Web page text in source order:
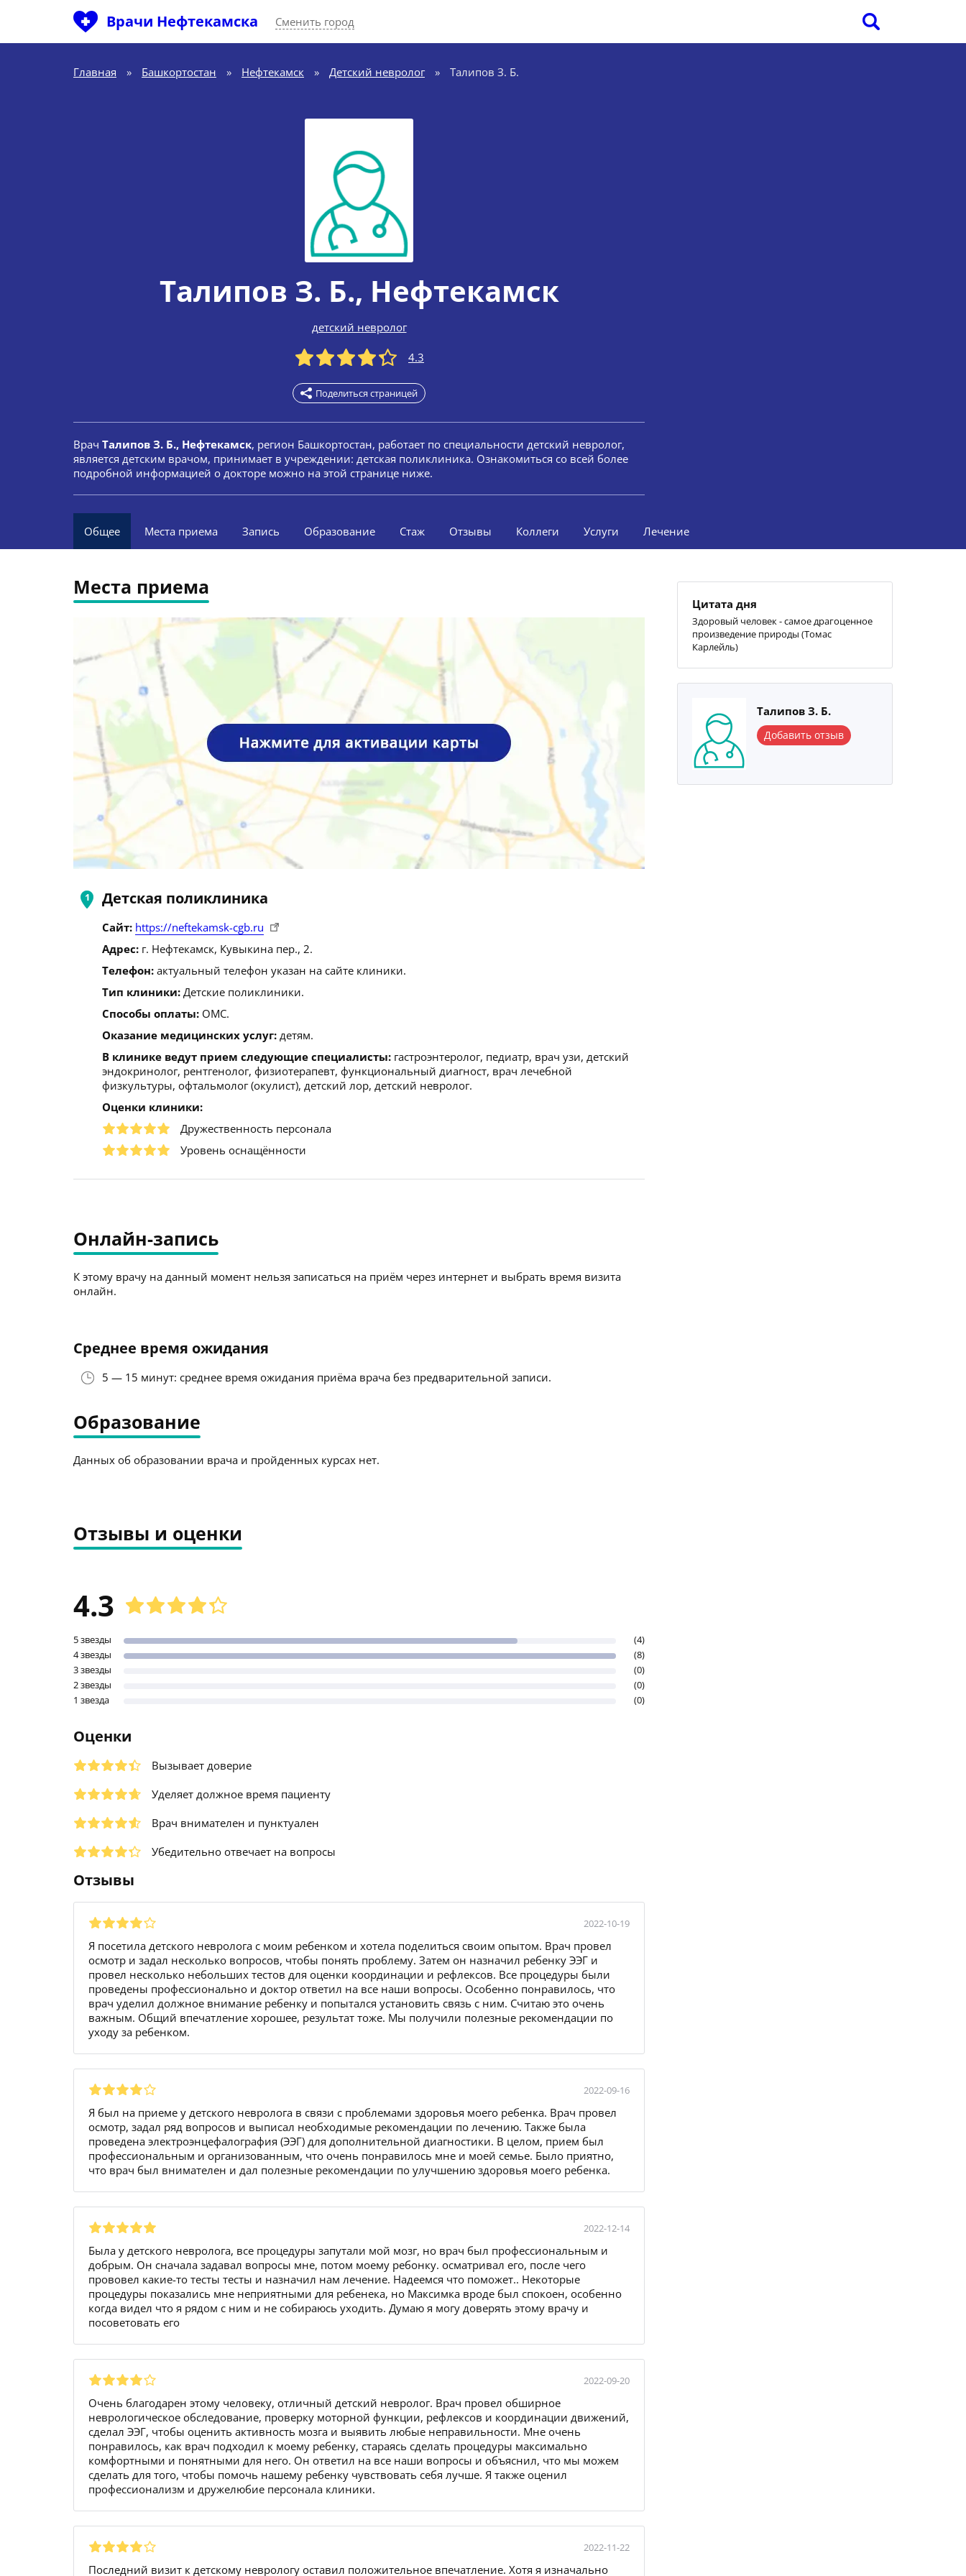
Врачи Нефтекамска Сменить город
Главная » Башкортостан » Нефтекамск » Детский невролог » Талипов З. Б.
Талипов З. Б., Нефтекамск
детский невролог
4.3
Поделиться страницей
Врач Талипов З. Б., Нефтекамск, регион Башкортостан, работает по специальности детский невролог,
является детским врачом, принимает в учреждении: детская поликлиника. Ознакомиться со всей более
подробной информацией о докторе можно на этой странице ниже.
Общее Места приема Запись Образование Стаж Отзывы Коллеги Услуги Лечение
Места приема
Детская поликлиника
Сайт: https://neftekamsk-cgb.ru
Адрес: г. Нефтекамск, Кувыкина пер., 2.
Телефон: актуальный телефон указан на сайте клиники.
Тип клиники: Детские поликлиники.
Способы оплаты: ОМС.
Оказание медицинских услуг: детям.
В клинике ведут прием следующие специалисты: гастроэнтеролог, педиатр, врач узи, детский
эндокринолог, рентгенолог, физиотерапевт, функциональный диагност, врач лечебной
физкультуры, офтальмолог (окулист), детский лор, детский невролог.
Оценки клиники:
Дружественность персонала
Уровень оснащённости
Онлайн-запись
К этому врачу на данный момент нельзя записаться на приём через интернет и выбрать время визита
онлайн.
Среднее время ожидания
5 — 15 минут: среднее время ожидания приёма врача без предварительной записи.
Образование
Данных об образовании врача и пройденных курсах нет.
Отзывы и оценки
4.3
5 звезды
(4)
4 звезды
(8)
3 звезды
(0)
2 звезды
(0)
1 звезда
(0)
Оценки
Вызывает доверие
Уделяет должное время пациенту
Врач внимателен и пунктуален
Убедительно отвечает на вопросы
Отзывы
2022-10-19
Я посетила детского невролога с моим ребенком и хотела поделиться своим опытом. Врач провел
осмотр и задал несколько вопросов, чтобы понять проблему. Затем он назначил ребенку ЭЭГ и
провел несколько небольших тестов для оценки координации и рефлексов. Все процедуры были
проведены профессионально и доктор ответил на все наши вопросы. Особенно понравилось, что
врач уделил должное внимание ребенку и попытался установить связь с ним. Считаю это очень
важным. Общий впечатление хорошее, результат тоже. Мы получили полезные рекомендации по
уходу за ребенком.
2022-09-16
Я был на приеме у детского невролога в связи с проблемами здоровья моего ребенка. Врач провел
осмотр, задал ряд вопросов и выписал необходимые рекомендации по лечению. Также была
проведена электроэнцефалография (ЭЭГ) для дополнительной диагностики. В целом, прием был
профессиональным и организованным, что очень понравилось мне и моей семье. Было приятно,
что врач был внимателен и дал полезные рекомендации по улучшению здоровья моего ребенка.
2022-12-14
Была у детского невролога, все процедуры запутали мой мозг, но врач был профессиональным и
добрым. Он сначала задавал вопросы мне, потом моему ребонку. осматривал его, после чего
прововел какие-то тесты тесты и назначил нам лечение. Надеемся что поможет.. Некоторые
процедуры показались мне неприятными для ребенека, но Максимка вроде был спокоен, особенно
когда видел что я рядом с ним и не собираюсь уходить. Думаю я могу доверять этому врачу и
посоветовать его
2022-09-20
Очень благодарен этому человеку, отличный детский невролог. Врач провел обширное
неврологическое обследование, проверку моторной функции, рефлексов и координации движений,
сделал ЭЭГ, чтобы оценить активность мозга и выявить любые неправильности. Мне очень
понравилось, как врач подходил к моему ребенку, стараясь сделать процедуры максимально
комфортными и понятными для него. Он ответил на все наши вопросы и объяснил, что мы можем
сделать для того, чтобы помочь нашему ребенку чувствовать себя лучше. Я также оценил
профессионализм и дружелюбие персонала клиники.
2022-11-22
Последний визит к детскому неврологу оставил положительное впечатление. Хотя я изначально
Цитата дня
Здоровый человек - самое драгоценное
произведение природы (Томас
Карлейль)
Талипов З. Б.
Добавить отзыв